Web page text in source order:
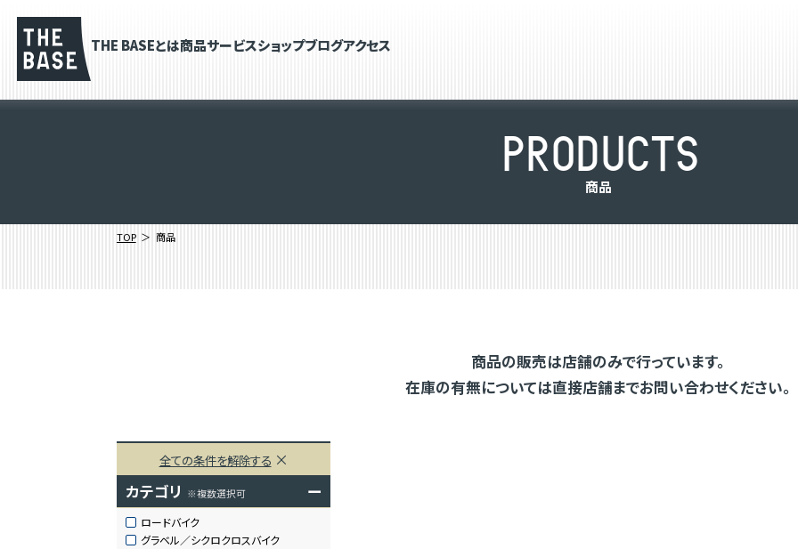
THE BASEとは商品サービスショップブログアクセス
PRODUCTS
商品
TOP 商品
商品の販売は店舗のみで行っています。
在庫の有無については直接店舗までお問い合わせください。
全ての条件を解除する
カテゴリ ※複数選択可 ー
ロードバイク
グラベル／シクロクロスバイク